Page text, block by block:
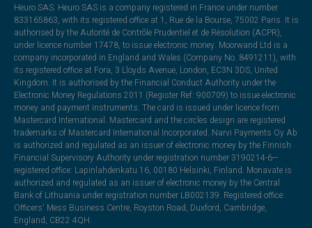
Heuro SAS. Heuro SAS is a company registered in France under number
833165863, with its registered office at 1, Rue de la Bourse, 75002 Paris. It is
authorised by the Autorité de Contrôle Prudentiel et de Résolution (ACPR),
under licence number 17478, to issue electronic money. Moorwand Ltd is a
company incorporated in England and Wales (Company No. 8491211), with
its registered office at Fora, 3 Lloyds Avenue, London, EC3N 3DS, United
Kingdom. It is authorised by the Financial Conduct Authority under the
Electronic Money Regulations 2011 (Register Ref: 900709) to issue electronic
money and payment instruments. The card is issued under licence from
Mastercard International. Mastercard and the circles design are registered
trademarks of Mastercard International Incorporated. Narvi Payments Oy Ab
is authorized and regulated as an issuer of electronic money by the Finnish
Financial Supervisory Authority under registration number 3190214-6—
registered office: Lapinlahdenkatu 16, 00180 Helsinki, Finland. Monavate is
authorized and regulated as an issuer of electronic money by the Central
Bank of Lithuania under registration number LB002139. Registered office:
Officers' Mess Business Centre, Royston Road, Duxford, Cambridge,
England, CB22 4QH.